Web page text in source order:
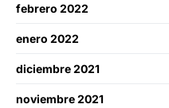
febrero 2022
enero 2022
diciembre 2021
noviembre 2021